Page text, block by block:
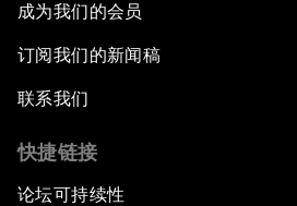
成为我们的会员
订阅我们的新闻稿
联系我们
快捷链接
论坛可持续性